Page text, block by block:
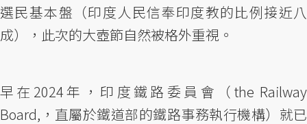
選民基本盤（印度人民信奉印度教的比例接近八
成），此次的大壺節自然被格外重視。
早在2024年，印度鐵路委員會（the Railway
Board,，直屬於鐵道部的鐵路事務執行機構）就已